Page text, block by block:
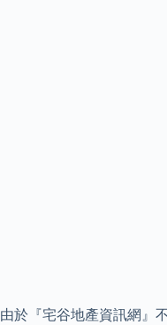
由於『宅谷地產資訊網』